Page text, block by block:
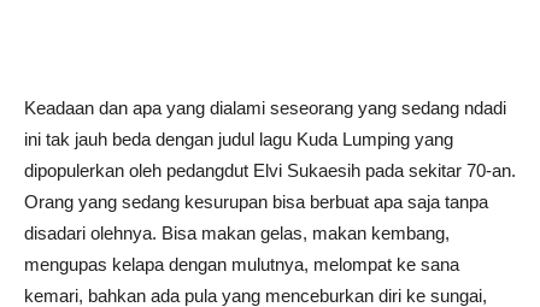
Keadaan dan apa yang dialami seseorang yang sedang ndadi
ini tak jauh beda dengan judul lagu Kuda Lumping yang
dipopulerkan oleh pedangdut Elvi Sukaesih pada sekitar 70-an.
Orang yang sedang kesurupan bisa berbuat apa saja tanpa
disadari olehnya. Bisa makan gelas, makan kembang,
mengupas kelapa dengan mulutnya, melompat ke sana
kemari, bahkan ada pula yang menceburkan diri ke sungai,